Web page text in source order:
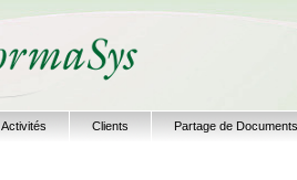
Activités Clients Partage de Documents